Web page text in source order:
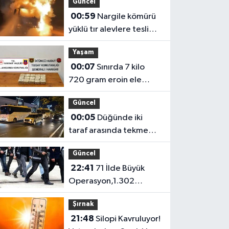
Güncel
00:59
yüklü tır alevlere teslim
oldu
Yaşam
00:07
720 gram eroin ele
geçirildi
Güncel
00:05
taraf arasında tekme
tokat kavga: 5 yaralı
Güncel
22:41
Operasyon,1.302
Şüpheli Yakalandı
Şırnak
21:48